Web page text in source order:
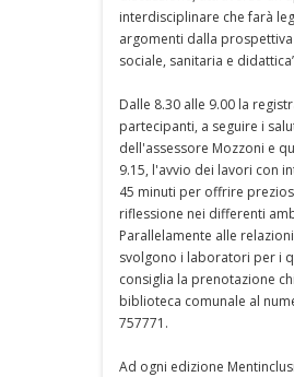
interdisciplinare che farà
argomenti dalla
sociale, sanitaria e
Dalle 8.30 alle 9.00 la
partecipanti, a seguire i
dell'assessore Mozzoni e
9.15, l'avvio dei lavori con
45 minuti per offrire
riflessione nei differenti
Parallelamente alle
svolgono i laboratori per i
consiglia la prenotazione
biblioteca comunale al
757771.
Ad ogni edizione